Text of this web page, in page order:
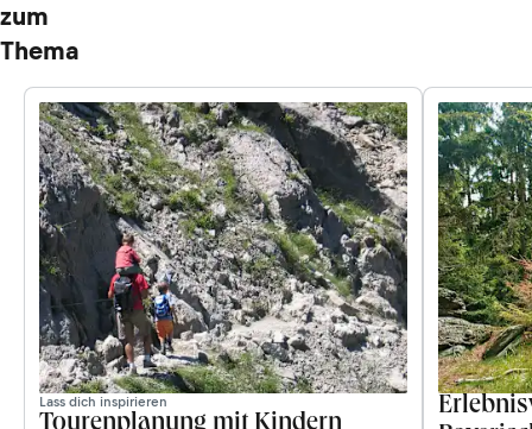
zum
Thema
Lass dich inspirieren